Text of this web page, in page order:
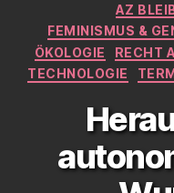
AZ
FEMINISMUS &
ÖKOLOGIE
RECHT
TECHNOLOGIE